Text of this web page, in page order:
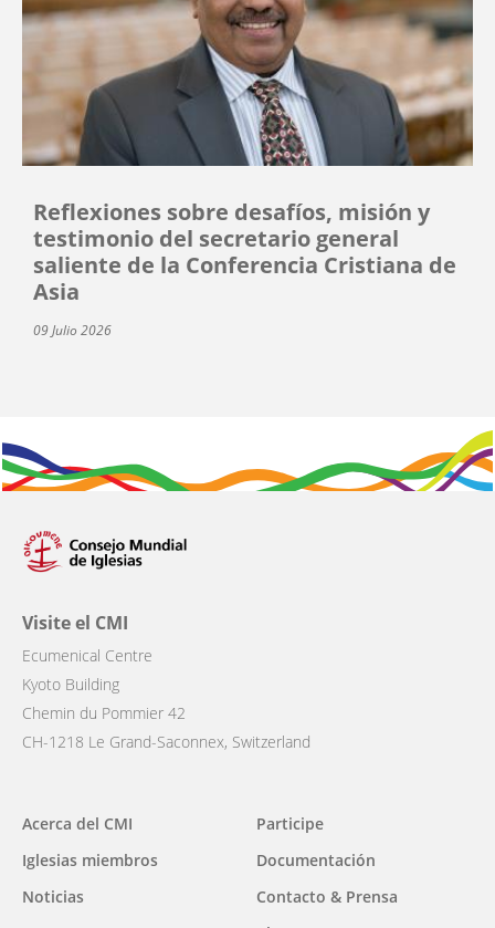
Reflexiones sobre desafíos, misión y
testimonio del secretario general
saliente de la Conferencia Cristiana de
Asia
09 Julio 2026
Visite el CMI
Ecumenical Centre
Kyoto Building
Chemin du Pommier 42
CH-1218 Le Grand-Saconnex, Switzerland
Main
navigation
Acerca del CMI
Iglesias miembros
Noticias
Participe
Documentación
Contacto & Prensa